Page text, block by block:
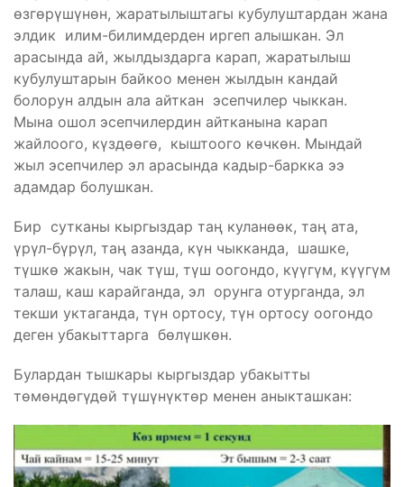
өзгөрүшүнөн, жаратылыштагы кубулуштардан жана
элдик илим-билимдерден иргеп алышкан. Эл
арасында ай, жылдыздарга карап, жаратылыш
кубулуштарын байкоо менен жылдын кандай
болорун алдын ала айткан эсепчилер чыккан.
Мына ошол эсепчилердин айтканына карап
жайлоого, күздөөгө, кыштоого көчкөн. Мындай
жыл эсепчилер эл арасында кадыр-баркка ээ
адамдар болушкан.
Бир сутканы кыргыздар таң куланөөк, таң ата,
үрүл-бүрүл, таң азанда, күн чыкканда, шашке,
түшкө жакын, чак түш, түш оогондо, күүгүм, күүгүм
талаш, каш карайганда, эл орунга отурганда, эл
текши уктаганда, түн ортосу, түн ортосу оогондо
деген убакыттарга бөлүшкөн.
Булардан тышкары кыргыздар убакытты
төмөндөгүдөй түшүнүктөр менен аныкташкан: